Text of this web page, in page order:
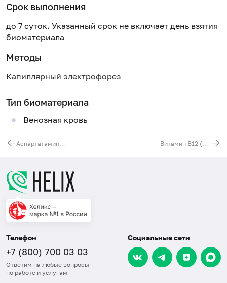
Срок выполнения
до 7 суток. Указанный срок не включает день взятия
биоматериала
Методы
Капиллярный электрофорез
Тип биоматериала
Венозная кровь
Аспартатаминотрансфераза (АСТ) Витамин B12 (цианокобаламин)
Телефон
+7 (800) 700 03 03
Ответим на любые вопросы
по работе и услугам
Социальные сети